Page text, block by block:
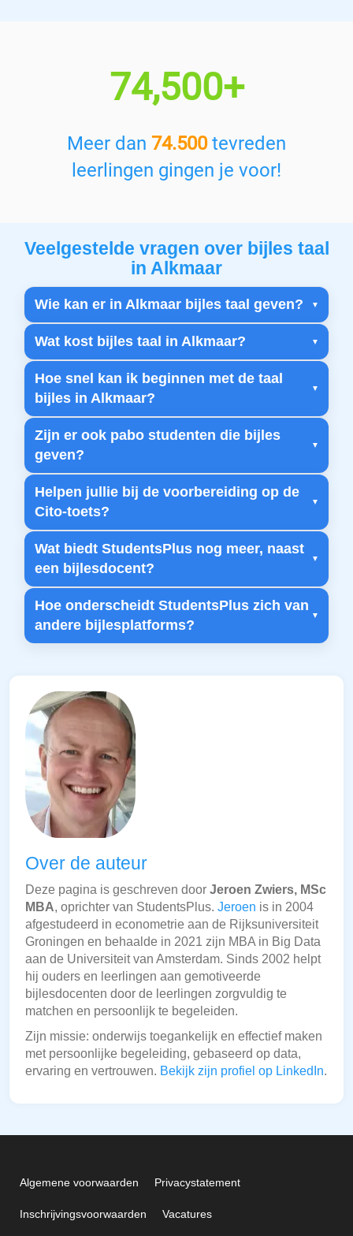
74,500+
Meer dan 74.500tevreden
leerlingen gingen je voor!
Veelgestelde vragen over bijles taal
in Alkmaar
Wie kan er in Alkmaar bijles taal geven?
Wat kost bijles taal in Alkmaar?
Hoe snel kan ik beginnen met de taal
bijles in Alkmaar?
Zijn er ook pabo studenten die bijles
geven?
Helpen jullie bij de voorbereiding op de
Cito-toets?
Wat biedt StudentsPlus nog meer, naast
een bijlesdocent?
Hoe onderscheidt StudentsPlus zich van
andere bijlesplatforms?
Over de auteur
Deze pagina is geschreven door Jeroen Zwiers, MSc
MBA, oprichter van StudentsPlus. Jeroen is in 2004
afgestudeerd in econometrie aan de Rijksuniversiteit
Groningen en behaalde in 2021 zijn MBA in Big Data
aan de Universiteit van Amsterdam. Sinds 2002 helpt
hij ouders en leerlingen aan gemotiveerde
bijlesdocenten door de leerlingen zorgvuldig te
matchen en persoonlijk te begeleiden.
Zijn missie: onderwijs toegankelijk en effectief maken
met persoonlijke begeleiding, gebaseerd op data,
ervaring en vertrouwen. Bekijk zijn profiel op LinkedIn.
Algemene voorwaarden Privacystatement
Inschrijvingsvoorwaarden Vacatures